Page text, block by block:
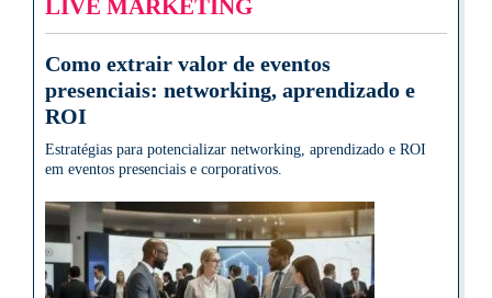
LIVE MARKETING
Como extrair valor de eventos
presenciais: networking, aprendizado e
ROI
Estratégias para potencializar networking, aprendizado e ROI
em eventos presenciais e corporativos.